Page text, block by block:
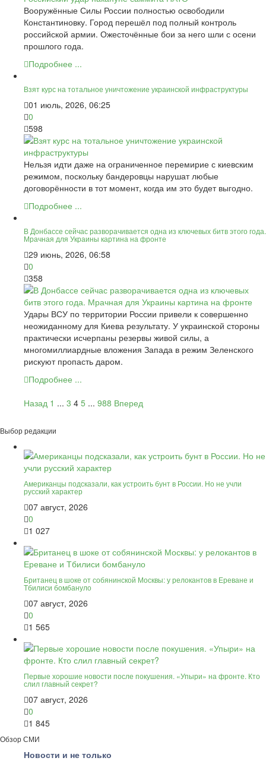
Вооружённые Силы России полностью освободили
Константиновку. Город перешёл под полный контроль
российской армии. Ожесточённые бои за него шли с осени
прошлого года.
Подробнее ...
Взят курс на тотальное уничтожение украинской инфраструктуры
01 июль, 2026, 06:25
0
598
Нельзя идти даже на ограниченное перемирие с киевским
режимом, поскольку бандеровцы нарушат любые
договорённости в тот момент, когда им это будет выгодно.
Подробнее ...
В Донбассе сейчас разворачивается одна из ключевых битв этого года.
Мрачная для Украины картина на фронте
29 июнь, 2026, 06:58
0
358
Удары ВСУ по территории России привели к совершенно
неожиданному для Киева результату. У украинской стороны
практически исчерпаны резервы живой силы, а
многомиллиардные вложения Запада в режим Зеленского
рискуют пропасть даром.
Подробнее ...
Назад 1 ... 3 4 5 ... 988 Вперед
Выбор редакции
Американцы подсказали, как устроить бунт в России. Но не учли
русский характер
07 август, 2026
0
1 027
Британец в шоке от собянинской Москвы: у релокантов в Ереване и
Тбилиси бомбануло
07 август, 2026
0
1 565
Первые хорошие новости после покушения. «Упыри» на фронте. Кто
слил главный секрет?
07 август, 2026
0
1 845
Обзор СМИ
Новости и не только